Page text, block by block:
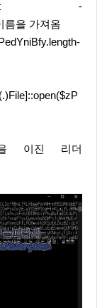
Object -
름을 가져옴
을 이진 리더